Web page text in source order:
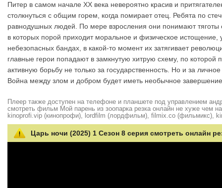
Питер в самом начале ХХ века невероятно красив и
столкнуться с общим горем, когда помирает отец. Ребята по
равнодушных людей. По мере взросления они понимают тяготы
в которых порой приходит моральное и физическое
небезопасных бандах, в какой-то момент их затягивает
главные герои попадают в замкнутую хитрую схему, по
активную борьбу не только за государственность. Но и за
Война между злом и добром будет иметь необычное
Плеер также доступен на телефоне и планшете под управлением
смотреть фильм Мой парень из зоопарка резка онлайн не хуже чем
kinoprofi.vip (кинопрофи), lordfilm (лордфильм), filmix.co (фильмикс),
Царь ночи (2025) 1 Сезон 8 серия смотреть онлайн